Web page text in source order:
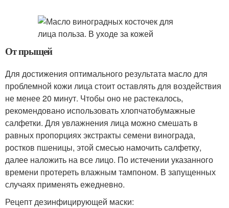
От прыщей
Для достижения оптимального результата масло для
проблемной кожи лица стоит оставлять для воздействия
не менее 20 минут. Чтобы оно не растекалось,
рекомендовано использовать хлопчатобумажные
салфетки. Для увлажнения лица можно смешать в
равных пропорциях экстракты семени винограда,
ростков пшеницы, этой смесью намочить салфетку,
далее наложить на все лицо. По истечении указанного
времени протереть влажным тампоном. В запущенных
случаях применять ежедневно.
Рецепт дезинфицирующей маски: